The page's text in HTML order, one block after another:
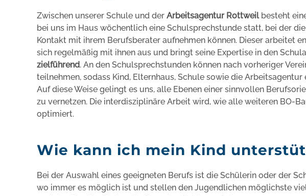
Zwischen unserer Schule und der Arbeitsagentur Rottweilbesteht
bei uns im Haus wöchentlich eine Schulsprechstunde statt, bei der
Kontakt mit ihrem Berufsberater aufnehmen können. Dieser arbeitet
sich regelmäßig mit ihnen aus und bringt seine Expertise in den
zielführend. An den Schulsprechstunden können nach vorheriger
teilnehmen, sodass Kind, Elternhaus, Schule sowie die
Auf diese Weise gelingt es uns, alle Ebenen einer sinnvollen
zu vernetzen. Die interdisziplinäre Arbeit wird, wie alle weiteren BO-
optimiert.
Wie kann ich mein Kind
Bei der Auswahl eines geeigneten Berufs ist die Schülerin oder der
wo immer es möglich ist und stellen den Jugendlichen möglichste